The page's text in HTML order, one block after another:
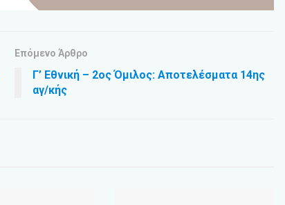
Επόμενο Άρθρο
Γ’ Εθνική – 2ος Όμιλος: Αποτελέσματα 14ης
αγ/κής